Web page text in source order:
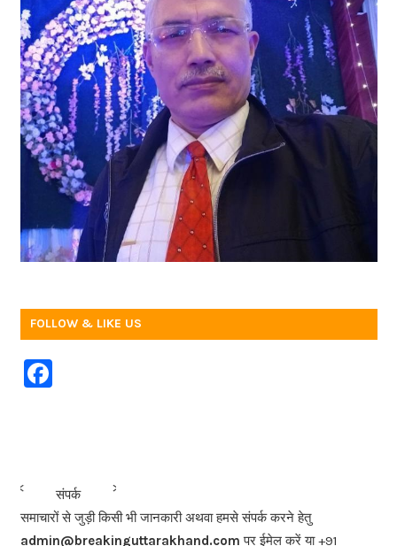
FOLLOW & LIKE US
F
b
o
<<< संपर्क
>>>
समाचारों से जुड़ी किसी भी जानकारी अथवा हमसे संपर्क करने हेतु
admin@breakinguttarakhand.com पर ईमेल करें या +91